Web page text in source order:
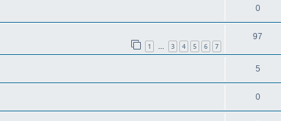
0
1 … 3 4 5 6 7
97
5
0